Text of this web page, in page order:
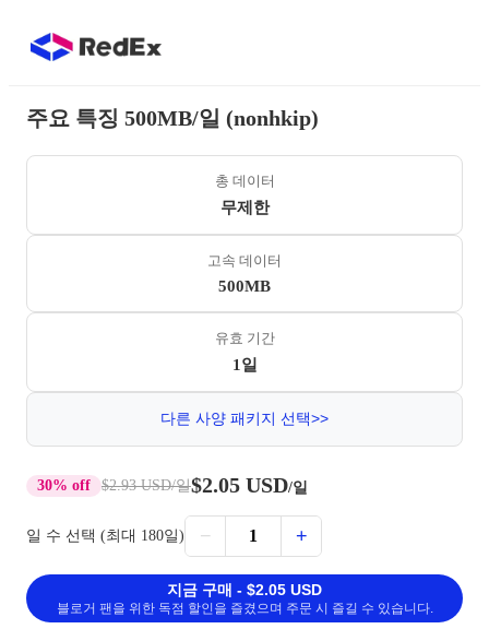
주요 특징 500MB/일 (nonhkip)
총 데이터
무제한
고속 데이터
500MB
유효 기간
1일
다른 사양 패키지 선택>>
30% off $2.93 USD/일$2.05 USD/일
일 수 선택 (최대 180일) − 1 +
지금 구매 - $2.05 USD
블로거 팬을 위한 독점 할인을 즐겼으며 주문 시 즐길 수 있습니다.